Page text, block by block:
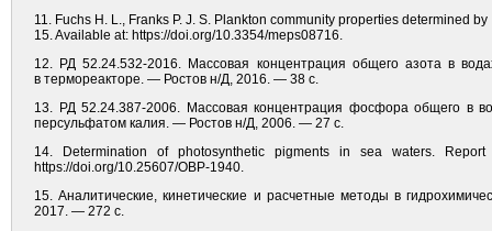
11. Fuchs H. L., Franks P. J. S. Plankton community properties determined
15. Available at: https://doi.org/10.3354/meps08716.
12. РД 52.24.532-2016. Массовая концентрация общего азота в
в термореакторе. — Ростов н/Д, 2016. — 38 с.
13. РД 52.24.387-2006. Массовая концентрация фосфора общего в
персульфатом калия. — Ростов н/Д, 2006. — 27 с.
14. Determination of photosynthetic pigments in sea waters.
https://doi.org/10.25607/OBP-1940.
15. Аналитические, кинетические и расчетные методы в
2017. — 272 с.